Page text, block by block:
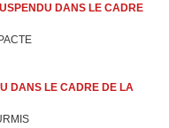
DANS LE CADRE
DANS LE CADRE DE LA